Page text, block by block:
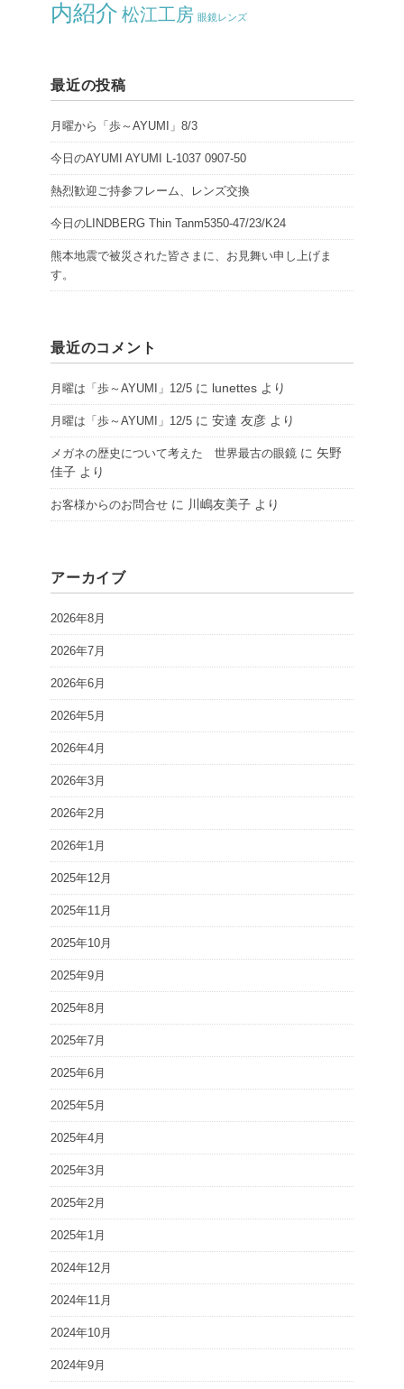
内紹介 松江工房 眼鏡レンズ
最近の投稿
月曜から「歩～AYUMI」8/3
今日のAYUMI AYUMI L-1037 0907-50
熱烈歓迎ご持参フレーム、レンズ交換
今日のLINDBERG Thin Tanm5350-47/23/K24
熊本地震で被災された皆さまに、お見舞い申し上げま
す。
最近のコメント
月曜は「歩～AYUMI」12/5 に lunettes より
月曜は「歩～AYUMI」12/5 に 安達 友彦 より
メガネの歴史について考えた 世界最古の眼鏡 に 矢野
佳子 より
お客様からのお問合せ に 川嶋友美子 より
アーカイブ
2026年8月
2026年7月
2026年6月
2026年5月
2026年4月
2026年3月
2026年2月
2026年1月
2025年12月
2025年11月
2025年10月
2025年9月
2025年8月
2025年7月
2025年6月
2025年5月
2025年4月
2025年3月
2025年2月
2025年1月
2024年12月
2024年11月
2024年10月
2024年9月